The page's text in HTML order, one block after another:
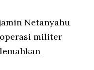
Netanyahu
militer